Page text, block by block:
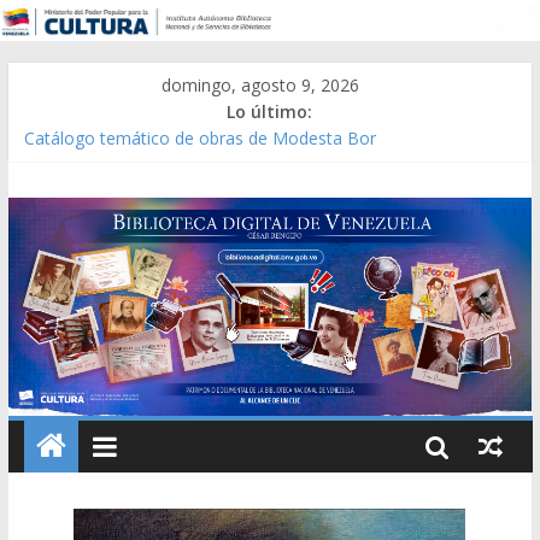
domingo, agosto 9, 2026
Lo último:
Catálogo temático de obras de Modesta Bor
Una Parálisis [material gráfico]
Modesta Bor Sánchez [material gráfico]
Gaceta Oficial de la República de Venezuela año CXXXIII Mes V,
Caracas 09 de marzo de 2006 N° 38.394